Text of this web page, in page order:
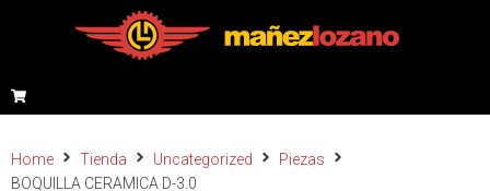
Home Tienda Uncategorized
Piezas
BOQUILLA CERAMICA D-3.0